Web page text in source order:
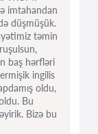
imtahandan
düşmüşük.
təmin
baş hərfləri
ingilis
oldu,
Bu
Bizə bu